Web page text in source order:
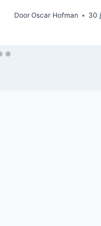
DoorOscar Hofman 30